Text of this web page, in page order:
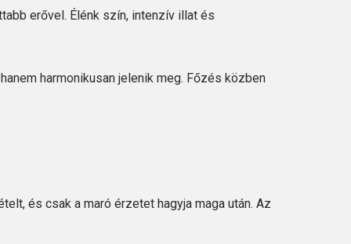
erővel. Élénk szín, intenzív illat és
harmonikusan jelenik meg. Főzés közben
és csak a maró érzetet hagyja maga után. Az